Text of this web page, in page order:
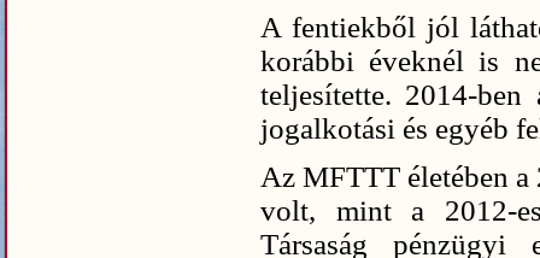
A fentiekből jól
korábbi éveknél is
teljesítette. 2014-
jogalkotási és egyéb
Az MFTTT életében a
volt, mint a 2012-
Társaság pénzügyi